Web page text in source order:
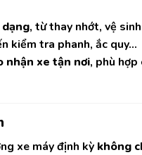
dạng, từ thay nhớt, vệ
kiểm tra phanh, ắc quy…
nhận xe tận nơi, phù hợp
xe máy định kỳ không